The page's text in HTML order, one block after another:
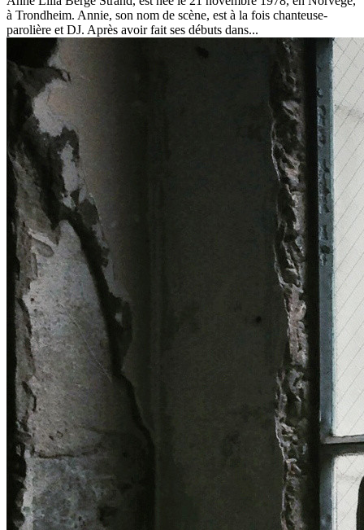
à Trondheim. Annie, son nom de scène, est à la fois chanteuse-
parolière et DJ. Après avoir fait ses débuts dans...